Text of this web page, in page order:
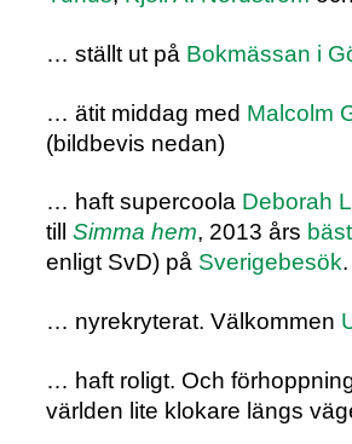
… ställt ut på Bokmässan i
… ätit middag med Malcolm
(bildbevis nedan)
… haft supercoola Deborah
till Simma hem, 2013 års
enligt SvD) på Sverigebesök.
… nyrekryterat. Välkommen
… haft roligt. Och
världen lite klokare längs